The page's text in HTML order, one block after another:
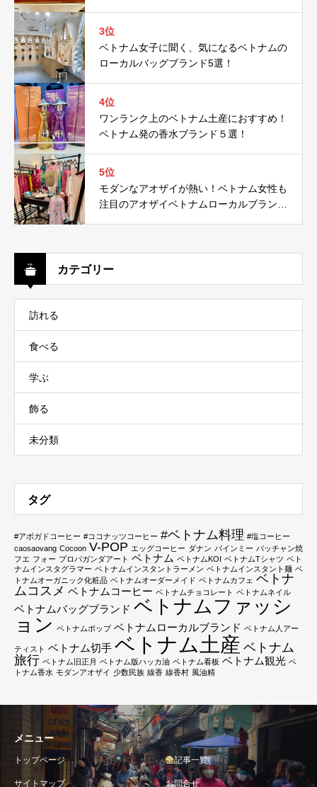
3位
ベトナム女子に聞く、気になるベトナムの
ローカルバッグブランド5選！
4位
ワンランク上のベトナム土産におすすめ！
ベトナム発の香水ブランド５選！
5位
モダンなアオザイが熱い！ベトナム女性も
注目のアオザイベトナムローカルブランド
カテゴリー
訪れる
食べる
学ぶ
飾る
未分類
タグ
#アボガドコーヒー #ココナッツコーヒー #ベトナム料理 #塩コーヒー
caosaovang Cocoon V-POP エッグコーヒー ダナン バインミー バッチャン焼
フエ フォー プロパガンダアート ベトナム ベトナムKOI ベトナムTシャツ ベト
ナムインスタグラマー ベトナムインスタントラーメン ベトナムインスタント麺 ベ
トナムオーガニック化粧品 ベトナムオーダーメイド ベトナムカフェ ベトナ
ムコスメ ベトナムコーヒー ベトナムチョコレート ベトナムネイル
ベトナムバッグブランド ベトナムファッシ
ョン ベトナムポップ ベトナムローカルブランド ベトナム人アー
ティスト ベトナム切手 ベトナム土産 ベトナム
旅行 ベトナム旧正月 ベトナム版ハッカ油 ベトナム看板 ベトナム観光 ベ
トナム香水 モダンアオザイ 少数民族 線香 線香村 風油精
メニュー
トップページ 全記事一覧
サイトマップ お問合せ